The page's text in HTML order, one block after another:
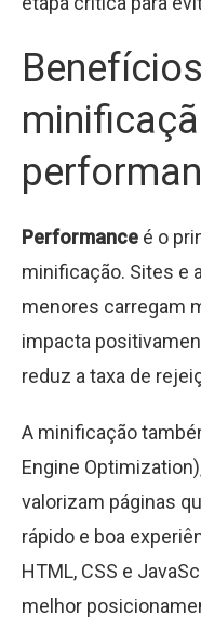
Performance é o
minificação. Sites e
menores carregam
impacta
reduz a taxa de
A minificação
Engine
valorizam páginas
rápido e boa
HTML, CSS e
melhor